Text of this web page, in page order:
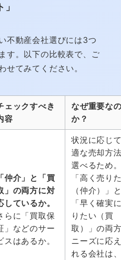
不動産会社選びには3つ
す。以下の比較表で、ご
せてみてください。
ェックすべき
容
なぜ重要な
か？
「仲介」と「買
」の両方に対
しているか。
らに「買取保
」などのサー
スはあるか。
状況に応じ
適な売却方
選べるため
「高く売り
（仲介）」
「早く確実
りたい（買
取）」の両
ニーズに応
れる会社は